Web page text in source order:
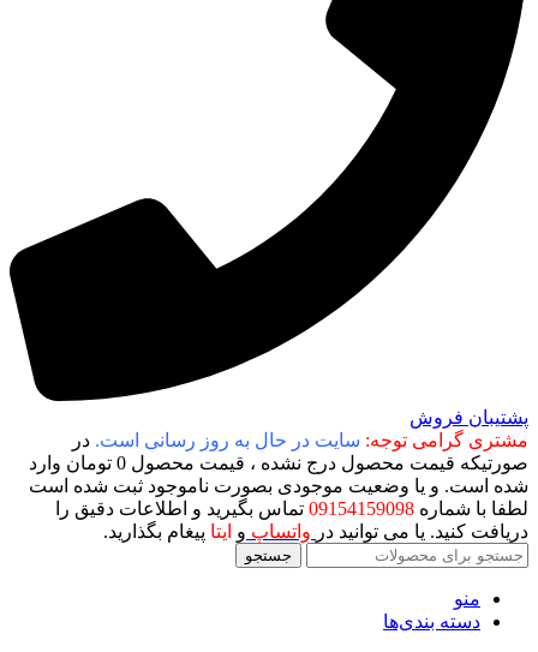
پشتیبان فروش
مشتری گرامی توجه: سایت در حال به روز رسانی است. در
صورتیکه قیمت محصول درج نشده ، قیمت محصول 0 تومان وارد
شده است. و یا وضعیت موجودی بصورت ناموجود ثبت شده است
لطفا با شماره 09154159098 تماس بگیرید و اطلاعات دقیق را
دریافت کنید. یا می توانید در واتساپ و ایتا پیغام بگذارید.
جستجو
منو
دسته بندی‌ها